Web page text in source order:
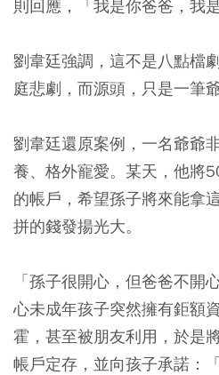
則回應，「我是你爸爸，我
劉韋廷強調，這不是八點檔
庭悲劇，而源頭，只是一筆
劉韋廷還原案例，一名爺爺
養、格外寵愛。某天，他將
的帳戶，希望孫子將來能拿
拼的錢發揚光大。
「孫子很開心，但爸爸不開
心未成年孩子突然擁有鉅額
霍，甚至被朋友利用，於是
帳戶定存，並向孩子承諾：